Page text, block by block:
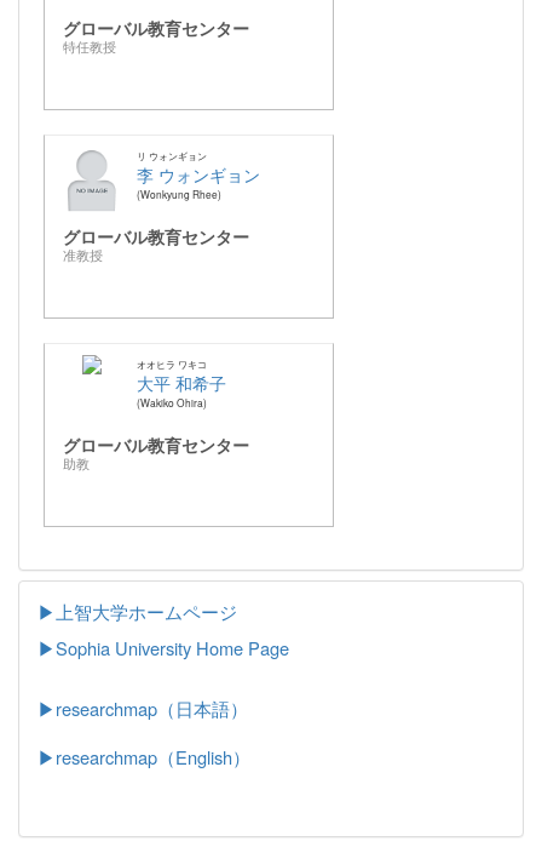
グローバル教育センター
特任教授
リ ウォンギョン
李 ウォンギョン
Wonkyung Rhee
グローバル教育センター
准教授
オオヒラ ワキコ
大平 和希子
Wakiko Ohira
グローバル教育センター
助教
▶上智大学ホームページ
▶Sophia University Home Page
▶researchmap（日本語）
▶researchmap（English）